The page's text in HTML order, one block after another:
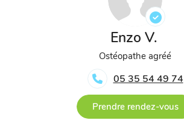
Enzo V.
Ostéopathe agréé
05 35 54 49 74
Prendre rendez-vous